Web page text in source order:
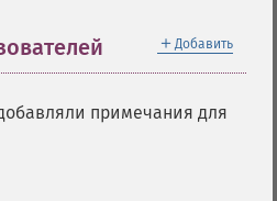
＋ Добавить
примечания для